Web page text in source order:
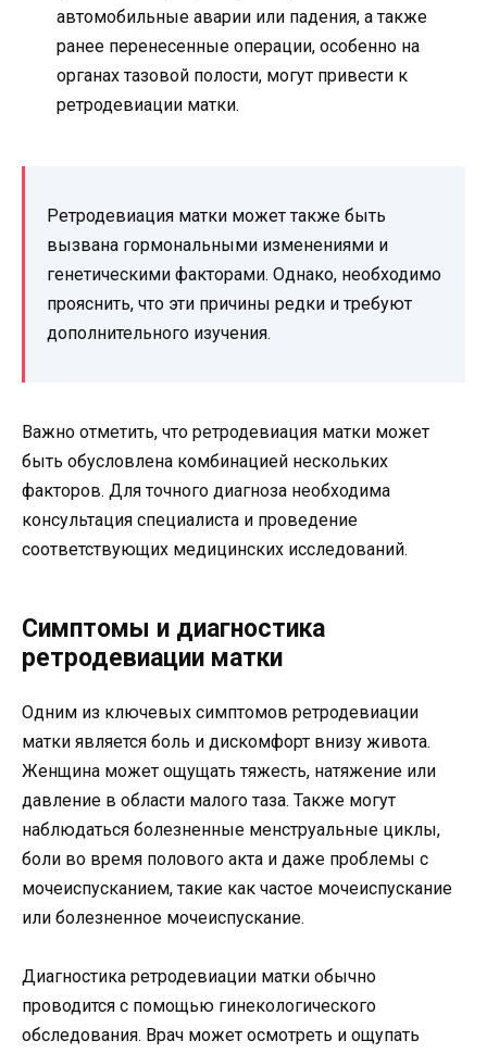
автомобильные аварии или падения, а также
ранее перенесенные операции, особенно на
органах тазовой полости, могут привести к
ретродевиации матки.
Ретродевиация матки может также быть
вызвана гормональными изменениями и
генетическими факторами. Однако, необходимо
прояснить, что эти причины редки и требуют
дополнительного изучения.
Важно отметить, что ретродевиация матки может
быть обусловлена комбинацией нескольких
факторов. Для точного диагноза необходима
консультация специалиста и проведение
соответствующих медицинских исследований.
Симптомы и диагностика
ретродевиации матки
Одним из ключевых симптомов ретродевиации
матки является боль и дискомфорт внизу живота.
Женщина может ощущать тяжесть, натяжение или
давление в области малого таза. Также могут
наблюдаться болезненные менструальные циклы,
боли во время полового акта и даже проблемы с
мочеиспусканием, такие как частое мочеиспускание
или болезненное мочеиспускание.
Диагностика ретродевиации матки обычно
проводится с помощью гинекологического
обследования. Врач может осмотреть и ощупать